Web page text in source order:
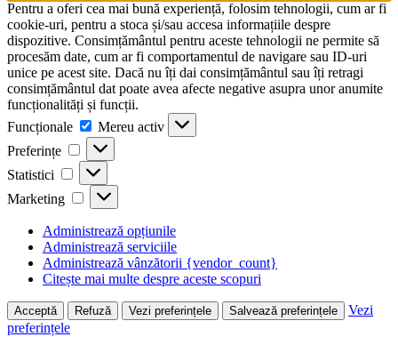
Pentru a oferi cea mai bună experiență, folosim tehnologii, cum ar fi
cookie-uri, pentru a stoca și/sau accesa informațiile despre
dispozitive. Consimțământul pentru aceste tehnologii ne permite să
procesăm date, cum ar fi comportamentul de navigare sau ID-uri
unice pe acest site. Dacă nu îți dai consimțământul sau îți retragi
consimțământul dat poate avea afecte negative asupra unor anumite
funcționalități și funcții.
Funcționale
Funcționale
Mereu activ
Preferințe
Preferințe
Statistici Statistici
Marketing Marketing
Administrează opțiunile
Administrează serviciile
Administrează vânzătorii {vendor_count}
Citește mai multe despre aceste scopuri
Acceptă Refuză Vezi preferințele Salvează preferințele
Vezi
preferințele